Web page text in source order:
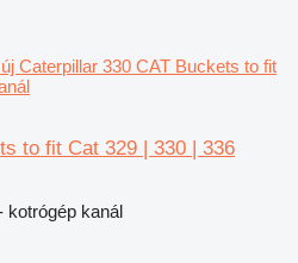
új Caterpillar 330 CAT Buckets to fit
to fit Cat 329 | 330 | 336
kotrógép kanál